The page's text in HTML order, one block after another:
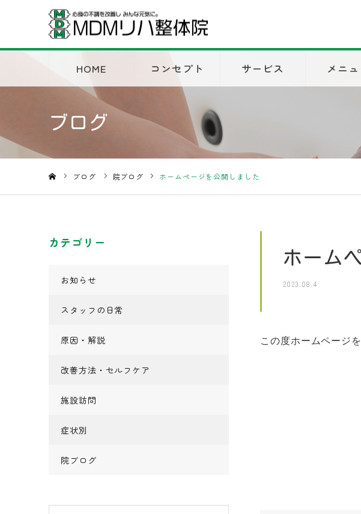
HOME コンセプト サービス メニュ
ブログ
ブログ 院ブログ ホームページを公開しました
ホーム
2023.08.4
この度ホームページ
カテゴリー
お知らせ
スタッフの日常
原因・解説
改善方法・セルフケア
施設訪問
症状別
院ブログ